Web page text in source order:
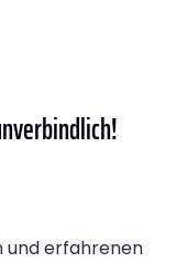
und erfahrenen